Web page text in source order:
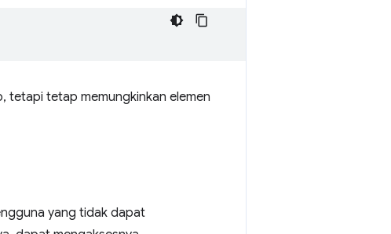
tetapi tetap memungkinkan elemen
yang tidak dapat